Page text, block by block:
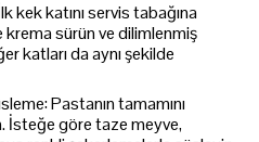
kek katını servis tabağına
krema sürün ve dilimlenmiş
katları da aynı şekilde
Pastanın tamamını
İsteğe göre taze meyve,